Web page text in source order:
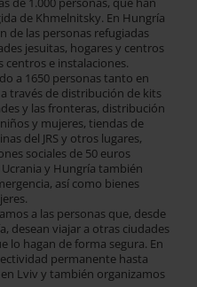
de Khmelnitsky. En Hungría
de las personas refugiadas
jesuitas, hogares y centros
centros e instalaciones.
a 1650 personas tanto en
través de distribución de kits
y las fronteras, distribución
y mujeres, tiendas de
del JRS y otros lugares,
sociales de 50 euros
y Hungría también
así como bienes
a las personas que, desde
desean viajar a otras ciudades
lo hagan de forma segura. En
permanente hasta
Lviv y también organizamos